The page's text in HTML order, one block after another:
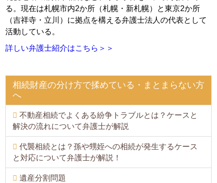
る。現在は札幌市内2か所（札幌・新札幌）と東京2か所
（吉祥寺・立川）に拠点を構える弁護士法人の代表として
活動している。
詳しい弁護士紹介はこちら＞＞
相続財産の分け方で揉めている・まとまらない方
へ
不動産相続でよくある紛争トラブルとは？ケースと
解決の流れについて弁護士が解説
代襲相続とは？孫や甥姪への相続が発生するケース
と対応について弁護士が解説！
遺産分割問題